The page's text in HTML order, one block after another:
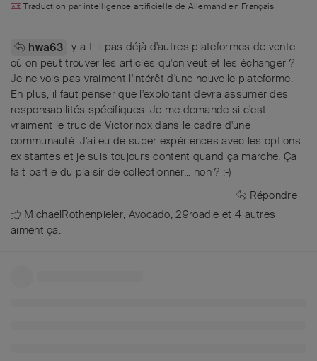
Traduction par intelligence artificielle de Allemand en Français
hwa63
y a-t-il pas déjà d'autres plateformes de vente
où on peut trouver les articles qu'on veut et les échanger ?
Je ne vois pas vraiment l'intérêt d'une nouvelle plateforme.
En plus, il faut penser que l'exploitant devra assumer des
responsabilités spécifiques. Je me demande si c'est
vraiment le truc de Victorinox dans le cadre d'une
communauté. J'ai eu de super expériences avec les options
existantes et je suis toujours content quand ça marche. Ça
fait partie du plaisir de collectionner... non ? :-)
Répondre
MichaelRothenpieler, Avocado,29roadie et 4 autres
aiment ça.